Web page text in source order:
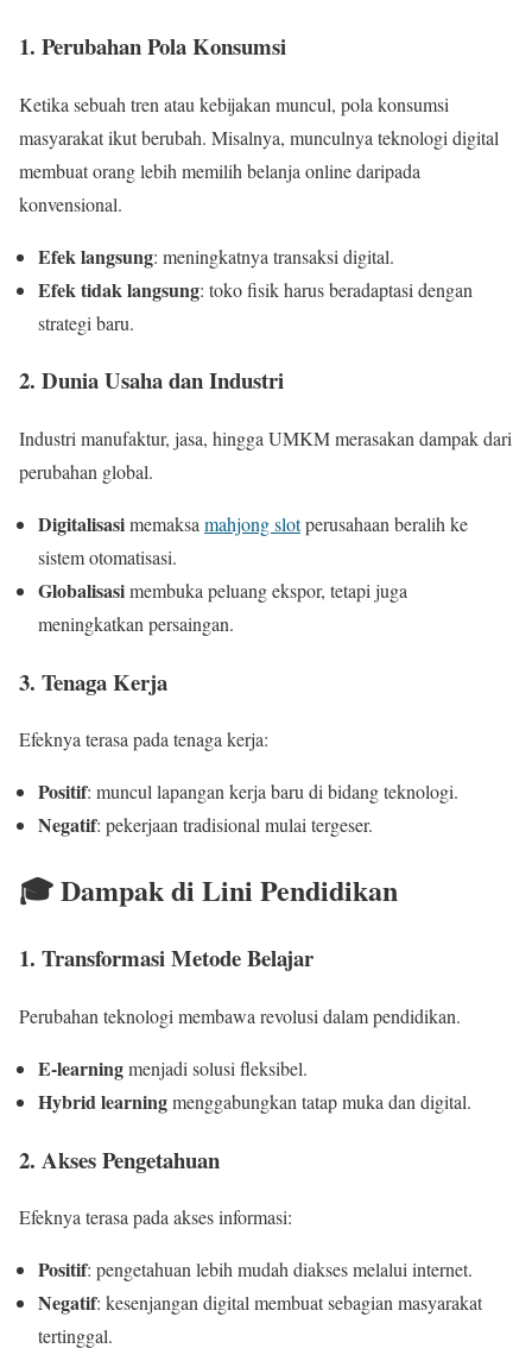
1. Perubahan Pola Konsumsi
Ketika sebuah tren atau kebijakan muncul, pola konsumsi
masyarakat ikut berubah. Misalnya, munculnya teknologi digital
membuat orang lebih memilih belanja online daripada
konvensional.
Efek langsung: meningkatnya transaksi digital.
Efek tidak langsung: toko fisik harus beradaptasi dengan
strategi baru.
2. Dunia Usaha dan Industri
Industri manufaktur, jasa, hingga UMKM merasakan dampak dari
perubahan global.
Digitalisasimemaksa mahjong slotperusahaan beralih ke
sistem otomatisasi.
Globalisasimembuka peluang ekspor, tetapi juga
meningkatkan persaingan.
3. Tenaga Kerja
Efeknya terasa pada tenaga kerja:
Positif: muncul lapangan kerja baru di bidang teknologi.
Negatif: pekerjaan tradisional mulai tergeser.
🎓 Dampak di Lini Pendidikan
1. Transformasi Metode Belajar
Perubahan teknologi membawa revolusi dalam pendidikan.
E-learningmenjadi solusi fleksibel.
Hybrid learningmenggabungkan tatap muka dan digital.
2. Akses Pengetahuan
Efeknya terasa pada akses informasi:
Positif: pengetahuan lebih mudah diakses melalui internet.
Negatif: kesenjangan digital membuat sebagian masyarakat
tertinggal.